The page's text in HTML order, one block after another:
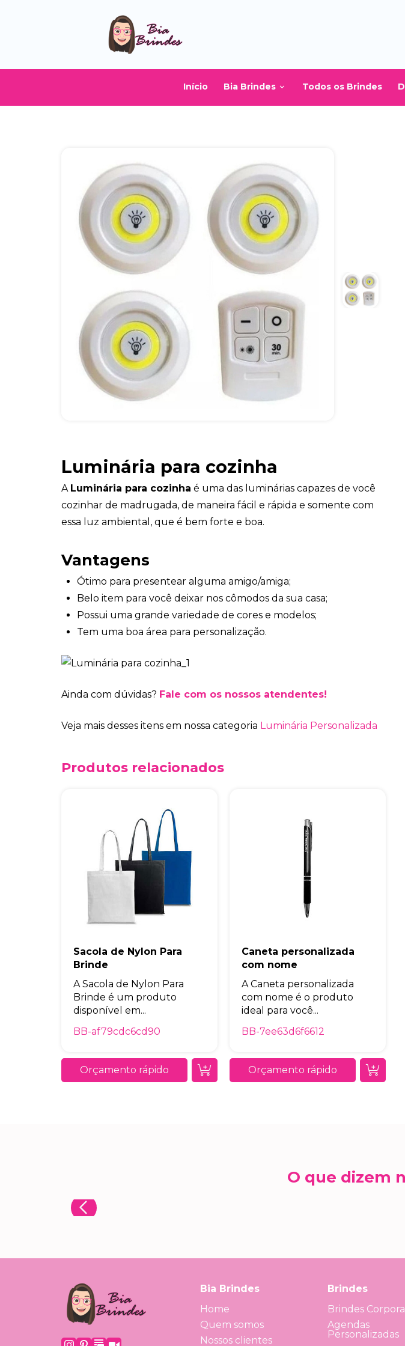
Início Bia Brindes Todos os Brindes
Luminária para cozinha
A Luminária para cozinha é uma das luminárias capazes de você
cozinhar de madrugada, de maneira fácil e rápida e somente com
essa luz ambiental, que é bem forte e boa.
Vantagens
Ótimo para presentear alguma amigo/amiga;
Belo item para você deixar nos cômodos da sua casa;
Possui uma grande variedade de cores e modelos;
Tem uma boa área para personalização.
Ainda com dúvidas? Fale com os nossos atendentes!
Veja mais desses itens em nossa categoria Luminária Personalizada
Produtos relacionados
Sacola de Nylon Para
Brinde
A Sacola de Nylon Para
Brinde é um produto
disponível em...
BB-af79cdc6cd90
Orçamento rápido
Caneta personalizada
com nome
A Caneta personalizada
com nome é o produto
ideal para você...
BB-7ee63d6f6612
Orçamento rápido
O que dizem
Bia Brindes
Home
Quem somos
Nossos clientes
Brindes
Brindes
Agendas
Personalizadas
online
Eu concordo em receber
A nossa empresa está
marketing. Você pode alterar
momento.